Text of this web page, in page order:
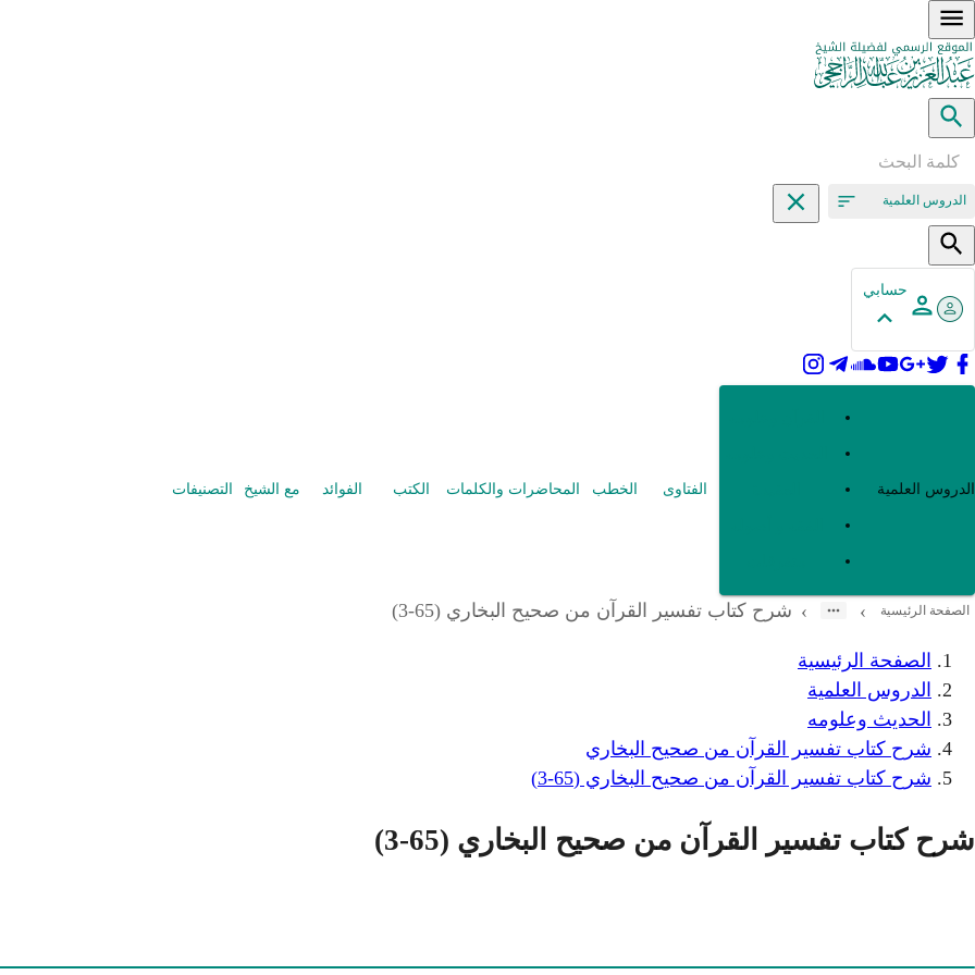
الدروس العلمية
حسابي
الدروس العلمية الفتاوى الخطب المحاضرات والكلمات الكتب الفوائد مع الشيخ التصنيفات
الصفحة الرئيسية ›
› شرح كتاب تفسير القرآن من صحيح البخاري (65-3)
الصفحة الرئيسية
الدروس العلمية
الحديث وعلومه
شرح كتاب تفسير القرآن من صحيح البخاري
شرح كتاب تفسير القرآن من صحيح البخاري (65-3)
شرح كتاب تفسير القرآن من صحيح البخاري (65-3)